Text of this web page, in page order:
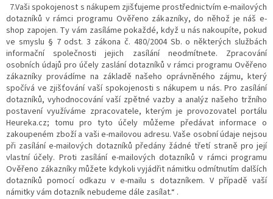
7.Vaši spokojenost s nákupem zjišťujeme prostřednictvím e-mailových
dotazníků v rámci programu Ověřeno zákazníky, do něhož je náš e-
shop zapojen. Ty vám zasíláme pokaždé, když u nás nakoupíte, pokud
ve smyslu § 7 odst. 3 zákona č. 480/2004 Sb. o některých službách
informační společnosti jejich zasílání neodmítnete. Zpracování
osobních údajů pro účely zaslání dotazníků v rámci programu Ověřeno
zákazníky provádíme na základě našeho oprávněného zájmu, který
spočívá ve zjišťování vaší spokojenosti s nákupem u nás. Pro zasílání
dotazníků, vyhodnocování vaší zpětné vazby a analýz našeho tržního
postavení využíváme zpracovatele, kterým je provozovatel portálu
Heureka.cz; tomu pro tyto účely můžeme předávat informace o
zakoupeném zboží a vaši e-mailovou adresu. Vaše osobní údaje nejsou
při zasílání e-mailových dotazníků předány žádné třetí straně pro její
vlastní účely. Proti zasílání e-mailových dotazníků v rámci programu
Ověřeno zákazníky můžete kdykoli vyjádřit námitku odmítnutím dalších
dotazníků pomocí odkazu v e-mailu s dotazníkem. V případě vaší
námitky vám dotazník nebudeme dále zasílat.“ .